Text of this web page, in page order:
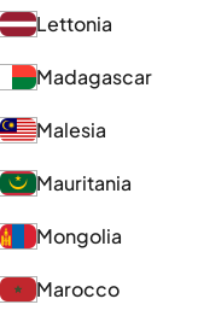
Lettonia
Madagascar
Malesia
Mauritania
Mongolia
Marocco